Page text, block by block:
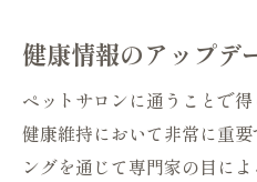
健康情報のアップデ
ペットサロンに通うことで
健康維持において非常に重
ングを通じて専門家の目に